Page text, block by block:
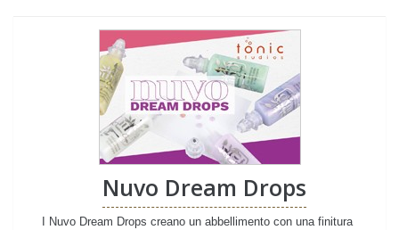
Nuvo Dream Drops
I Nuvo Dream Drops creano un abbellimento con una finitura